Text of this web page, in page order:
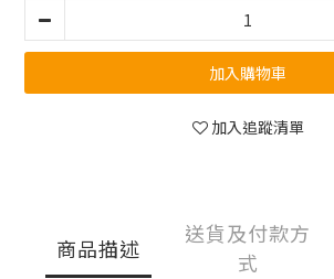
加入購物車
加入追蹤清單
商品描述
送貨及付款方
式